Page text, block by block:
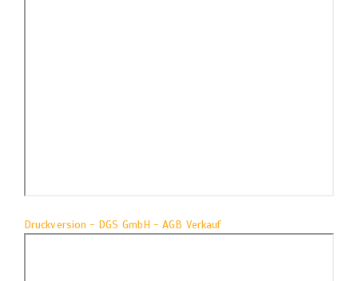
Druckversion - DGS GmbH - AGB Verkauf